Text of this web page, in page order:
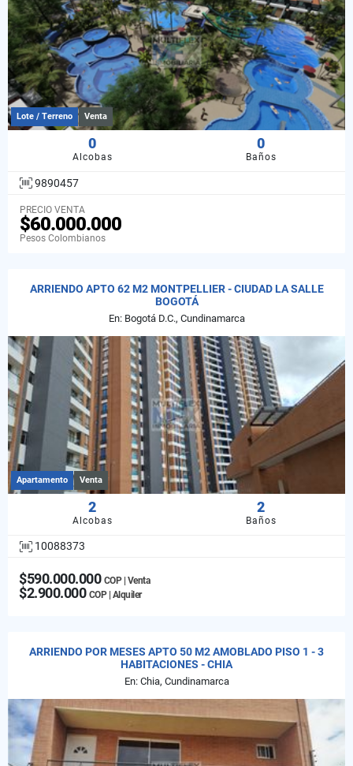
Lote / Terreno Venta
0
Alcobas
0
Baños
9890457
PRECIO VENTA
$60.000.000
Pesos Colombianos
ARRIENDO APTO 62 M2 MONTPELLIER - CIUDAD LA SALLE
BOGOTÁ
En: Bogotá D.C., Cundinamarca
Apartamento Venta
2
Alcobas
2
Baños
10088373
$590.000.000 COP | Venta
$2.900.000 COP | Alquiler
ARRIENDO POR MESES APTO 50 M2 AMOBLADO PISO 1 - 3
HABITACIONES - CHIA
En: Chia, Cundinamarca